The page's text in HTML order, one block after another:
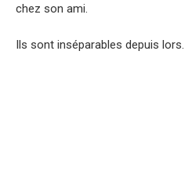
chez son ami.
Ils sont inséparables depuis lors.